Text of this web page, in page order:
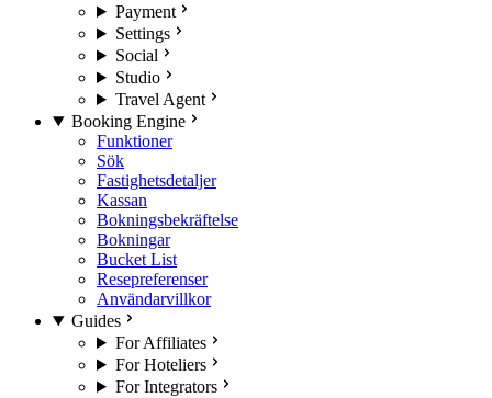
Payment
Settings
Social
Studio
Travel Agent
Booking Engine
Funktioner
Sök
Fastighetsdetaljer
Kassan
Bokningsbekräftelse
Bokningar
Bucket List
Resepreferenser
Användarvillkor
Guides
For Affiliates
For Hoteliers
For Integrators